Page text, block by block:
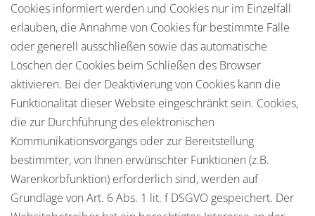
Cookies informiert werden und Cookies nur im Einzelfall
erlauben, die Annahme von Cookies für bestimmte Fälle
oder generell ausschließen sowie das automatische
Löschen der Cookies beim Schließen des Browser
aktivieren. Bei der Deaktivierung von Cookies kann die
Funktionalität dieser Website eingeschränkt sein. Cookies,
die zur Durchführung des elektronischen
Kommunikationsvorgangs oder zur Bereitstellung
bestimmter, von Ihnen erwünschter Funktionen (z.B.
Warenkorbfunktion) erforderlich sind, werden auf
Grundlage von Art. 6 Abs. 1 lit. f DSGVO gespeichert. Der